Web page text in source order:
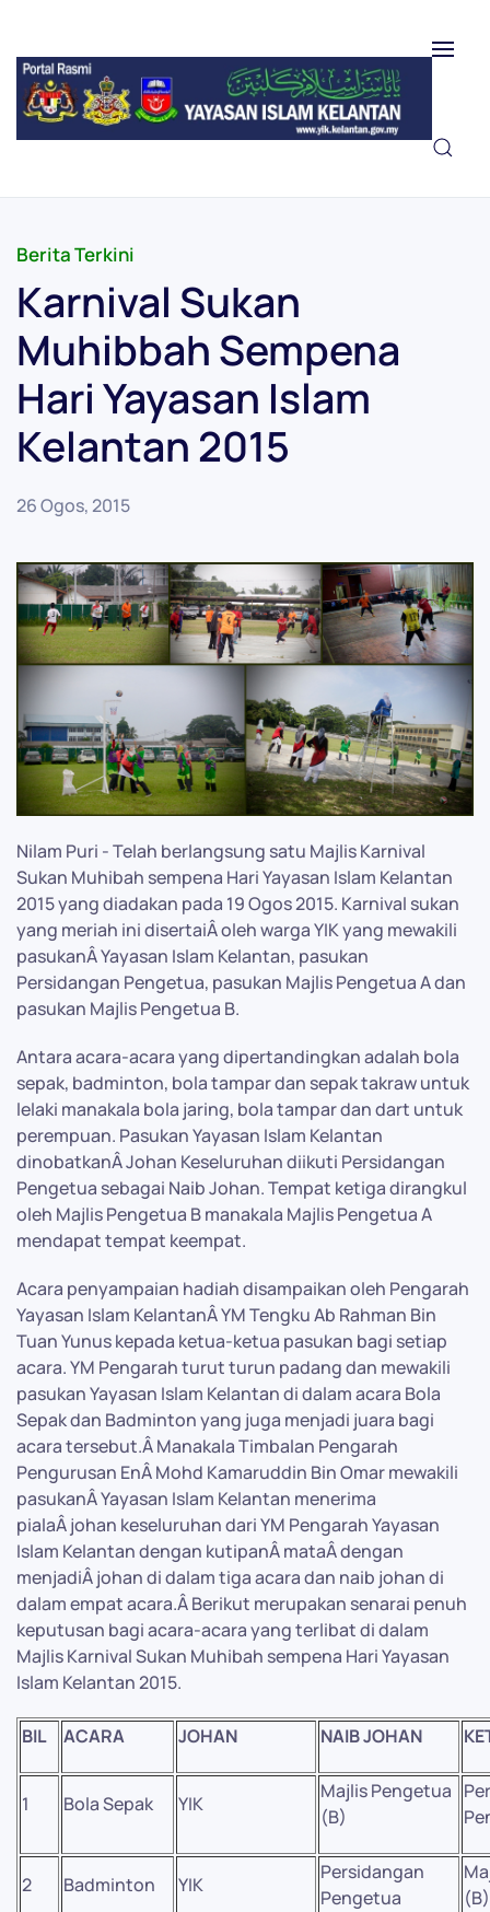
Skip to main content
Berita Terkini
Karnival Sukan
Muhibbah Sempena
Hari Yayasan Islam
Kelantan 2015
26 Ogos, 2015
Nilam Puri - Telah berlangsung satu Majlis Karnival
Sukan Muhibah sempena Hari Yayasan Islam Kelantan
2015 yang diadakan pada 19 Ogos 2015. Karnival sukan
yang meriah ini disertaiÂ oleh warga YIK yang mewakili
pasukanÂ Yayasan Islam Kelantan, pasukan
Persidangan Pengetua, pasukan Majlis Pengetua A dan
pasukan Majlis Pengetua B.
Antara acara-acara yang dipertandingkan adalah bola
sepak, badminton, bola tampar dan sepak takraw untuk
lelaki manakala bola jaring, bola tampar dan dart untuk
perempuan. Pasukan Yayasan Islam Kelantan
dinobatkanÂ Johan Keseluruhan diikuti Persidangan
Pengetua sebagai Naib Johan. Tempat ketiga dirangkul
oleh Majlis Pengetua B manakala Majlis Pengetua A
mendapat tempat keempat.
Acara penyampaian hadiah disampaikan oleh Pengarah
Yayasan Islam KelantanÂ YM Tengku Ab Rahman Bin
Tuan Yunus kepada ketua-ketua pasukan bagi setiap
acara. YM Pengarah turut turun padang dan mewakili
pasukan Yayasan Islam Kelantan di dalam acara Bola
Sepak dan Badminton yang juga menjadi juara bagi
acara tersebut.Â Manakala Timbalan Pengarah
Pengurusan EnÂ Mohd Kamaruddin Bin Omar mewakili
pasukanÂ Yayasan Islam Kelantan menerima
pialaÂ johan keseluruhan dari YM Pengarah Yayasan
Islam Kelantan dengan kutipanÂ mataÂ dengan
menjadiÂ johan di dalam tiga acara dan naib johan di
dalam empat acara.Â Berikut merupakan senarai penuh
keputusan bagi acara-acara yang terlibat di dalam
Majlis Karnival Sukan Muhibah sempena Hari Yayasan
Islam Kelantan 2015.
BIL ACARA JOHAN NAIB JOHAN
1 Bola Sepak YIK
Majlis Pengetua
(B)
2 Badminton YIK
Persidangan
Pengetua
(B)